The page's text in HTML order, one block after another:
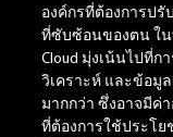
องค์กรที่ต้องการปรั
ที่ซับซ้อนของตน ใน
Cloud มุ่งเน้นไปที่ก
วิเคราะห์ และข้อมู
มากกว่า ซึ่งอาจมีค่
ที่ต้องการใช้ประโ